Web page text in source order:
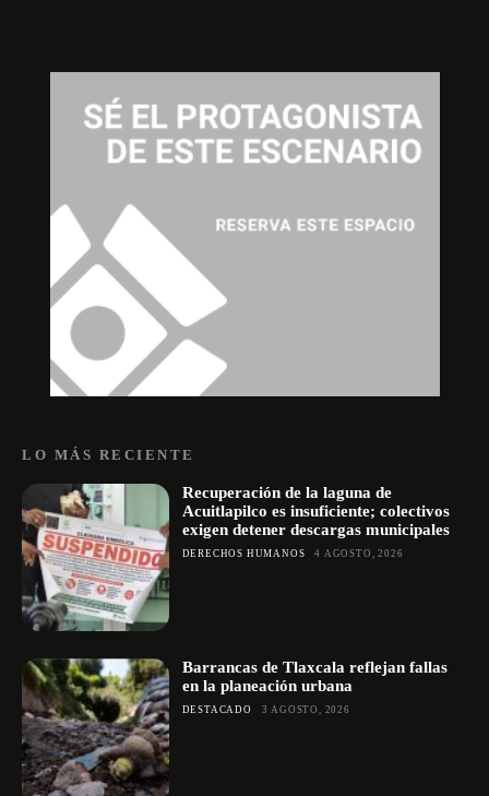
LO MÁS RECIENTE
Recuperación de la laguna de
Acuitlapilco es insuficiente; colectivos
exigen detener descargas municipales
DERECHOS HUMANOS 4 AGOSTO, 2026
Barrancas de Tlaxcala reflejan fallas
en la planeación urbana
DESTACADO 3 AGOSTO, 2026